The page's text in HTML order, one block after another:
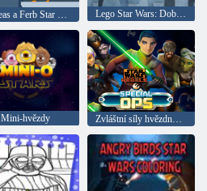
Phineas a Ferb Star Wars: Agent P Rebel Alliance Lego Star Wars: Dobrodružství
Mini-hvězdy Zvláštní síly hvězdných válek